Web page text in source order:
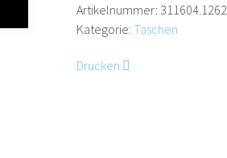
Artikelnummer: 311604.1262
Kategorie: Taschen
Drucken